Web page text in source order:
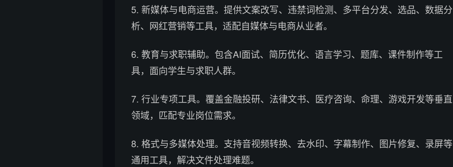
5. 新媒体与电商运营。提供文案改写、违禁词检测、多平台分发、选品、数据分
析、网红营销等工具，适配自媒体与电商从业者。
6. 教育与求职辅助。包含AI面试、简历优化、语言学习、题库、课件制作等工
具，面向学生与求职人群。
7. 行业专项工具。覆盖金融投研、法律文书、医疗咨询、命理、游戏开发等垂直
领域，匹配专业岗位需求。
8. 格式与多媒体处理。支持音视频转换、去水印、字幕制作、图片修复、录屏等
通用工具，解决文件处理难题。